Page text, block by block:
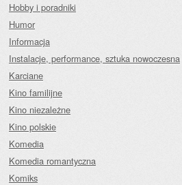
Hobby i poradniki
Humor
Informacja
Instalacje, performance, sztuka nowoczesna
Karciane
Kino familijne
Kino niezależne
Kino polskie
Komedia
Komedia romantyczna
Komiks